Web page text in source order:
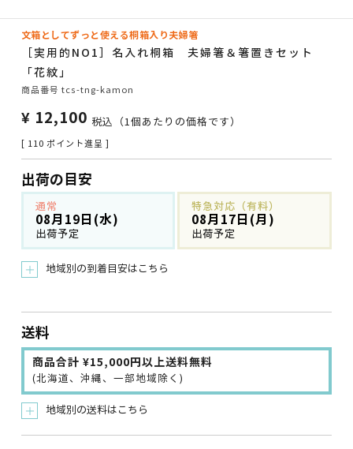
文箱としてずっと使える桐箱入り夫婦箸
［実用的NO1］名入れ桐箱 夫婦箸＆箸置きセット
「花紋」
商品番号 tcs-tng-kamon
¥ 12,100 税込 （1個あたりの価格です）
[ 110 ポイント進呈 ]
出荷の目安
通常
08月19日(水)
出荷予定
特急対応（有料）
08月17日(月)
出荷予定
＋ 地域別の到着目安はこちら
送料
商品合計 ¥15,000円以上送料無料
(北海道、沖縄、一部地域除く)
＋ 地域別の送料はこちら